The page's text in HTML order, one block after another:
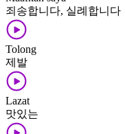
죄송합니다, 실례합니다
Tolong
제발
Lazat
맛있는